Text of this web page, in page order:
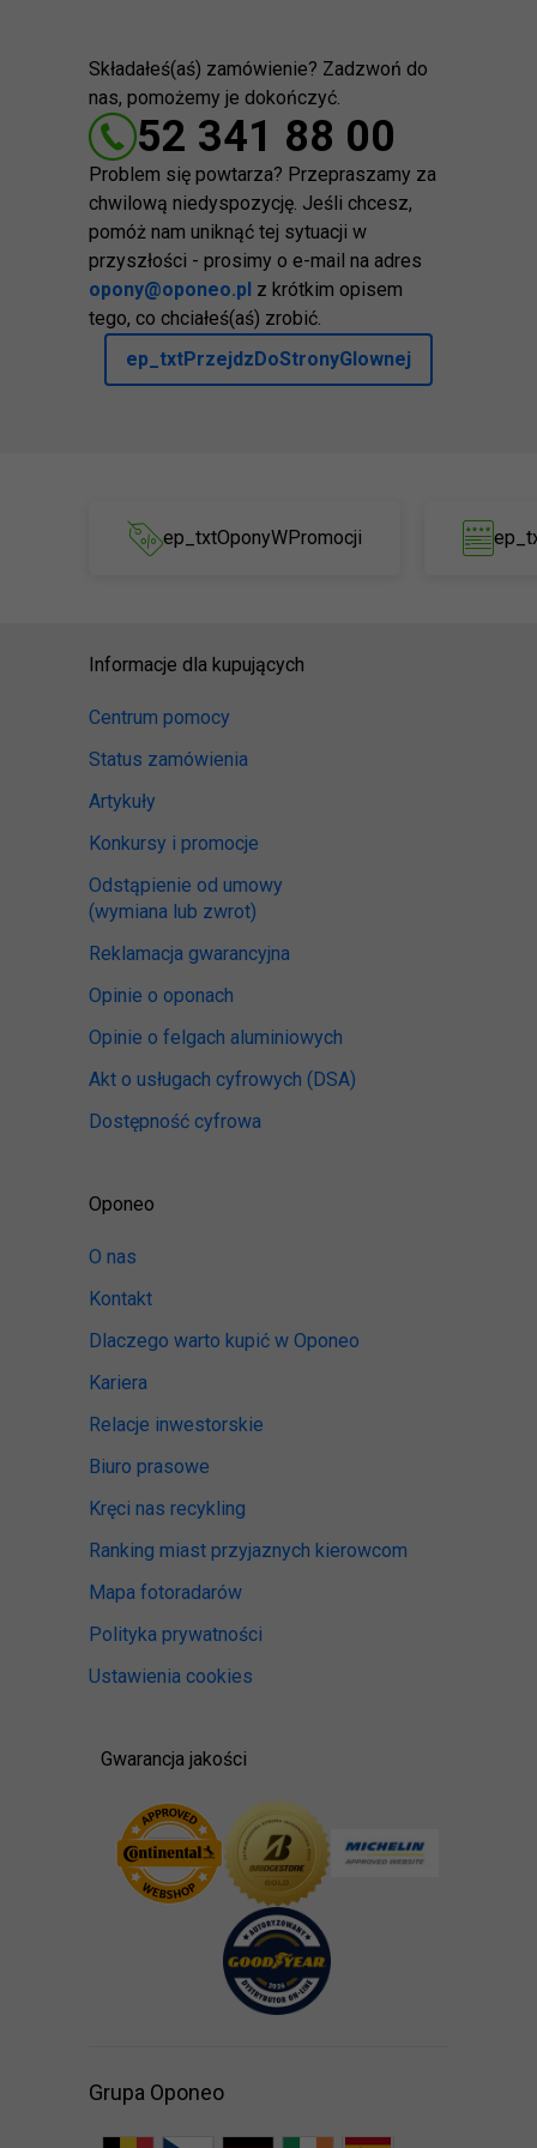
Składałeś(aś) zamówienie? Zadzwoń do
nas, pomożemy je dokończyć.
52 341 88 00
Problem się powtarza? Przepraszamy za
chwilową niedyspozycję. Jeśli chcesz,
pomóż nam uniknąć tej sytuacji w
przyszłości - prosimy o e-mail na adres
opony@oponeo.pl z krótkim opisem
tego, co chciałeś(aś) zrobić.
ep_txtPrzejdzDoStronyGlownej
ep_txtOponyWPromocji
Informacje dla kupujących
Centrum pomocy
Status zamówienia
Artykuły
Konkursy i promocje
Odstąpienie od umowy
(wymiana lub zwrot)
Reklamacja gwarancyjna
Opinie o oponach
Opinie o felgach aluminiowych
Akt o usługach cyfrowych (DSA)
Dostępność cyfrowa
Oponeo
O nas
Kontakt
Dlaczego warto kupić w Oponeo
Kariera
Relacje inwestorskie
Biuro prasowe
Kręci nas recykling
Ranking miast przyjaznych kierowcom
Mapa fotoradarów
Polityka prywatności
Ustawienia cookies
Gwarancja jakości
Grupa Oponeo